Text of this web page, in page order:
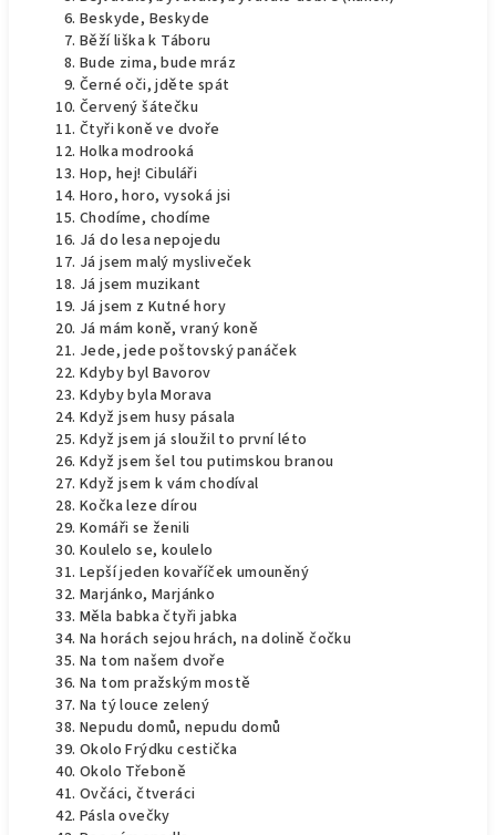
Beskyde, Beskyde
Běží liška k Táboru
Bude zima, bude mráz
Černé oči, jděte spát
Červený šátečku
Čtyři koně ve dvoře
Holka modrooká
Hop, hej! Cibuláři
Horo, horo, vysoká jsi
Chodíme, chodíme
Já do lesa nepojedu
Já jsem malý mysliveček
Já jsem muzikant
Já jsem z Kutné hory
Já mám koně, vraný koně
Jede, jede poštovský panáček
Kdyby byl Bavorov
Kdyby byla Morava
Když jsem husy pásala
Když jsem já sloužil to první léto
Když jsem šel tou putimskou branou
Když jsem k vám chodíval
Kočka leze dírou
Komáři se ženili
Koulelo se, koulelo
Lepší jeden kovaříček umouněný
Marjánko, Marjánko
Měla babka čtyři jabka
Na horách sejou hrách, na dolině čočku
Na tom našem dvoře
Na tom pražským mostě
Na tý louce zelený
Nepudu domů, nepudu domů
Okolo Frýdku cestička
Okolo Třeboně
Ovčáci, čtveráci
Pásla ovečky